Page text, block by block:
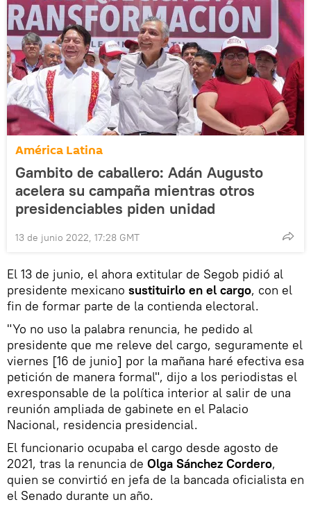
América Latina
Gambito de caballero: Adán Augusto
acelera su campaña mientras otros
presidenciables piden unidad
13 de junio 2022, 17:28 GMT
El 13 de junio, el ahora extitular de Segob pidió al
presidente mexicano sustituirlo en el cargo, con el
fin de formar parte de la contienda electoral.
"Yo no uso la palabra renuncia, he pedido al
presidente que me releve del cargo, seguramente el
viernes [16 de junio] por la mañana haré efectiva esa
petición de manera formal", dijo a los periodistas el
exresponsable de la política interior al salir de una
reunión ampliada de gabinete en el Palacio
Nacional, residencia presidencial.
El funcionario ocupaba el cargo desde agosto de
2021, tras la renuncia de Olga Sánchez Cordero,
quien se convirtió en jefa de la bancada oficialista en
el Senado durante un año.